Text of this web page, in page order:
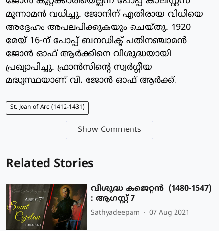
മൂന്നാമന്‍ വധിച്ചു. ജോനിന് എതിരായ വിധിയെ
അദ്ദേഹം അപലപിക്കുകയും ചെയ്തു. 1920
മേയ് 16-ന് പോപ്പ് ബനഡിക്ട് പതിനഞ്ചാമന്‍
ജോന്‍ ഓഫ് ആര്‍ക്കിനെ വിശുദ്ധയായി
പ്രഖ്യാപിച്ചു. ഫ്രാന്‍സിന്റെ സ്വര്‍ഗ്ഗീയ
മദ്ധ്യസ്ഥയാണ് വി. ജോന്‍ ഓഫ് ആര്‍ക്ക്.
St. Joan of Arc (1412-1431)
Show Comments
Related Stories
വിശുദ്ധ കജെറ്റന്‍ (1480-1547)
: ആഗസ്റ്റ് 7
Sathyadeepam 07 Aug 2021